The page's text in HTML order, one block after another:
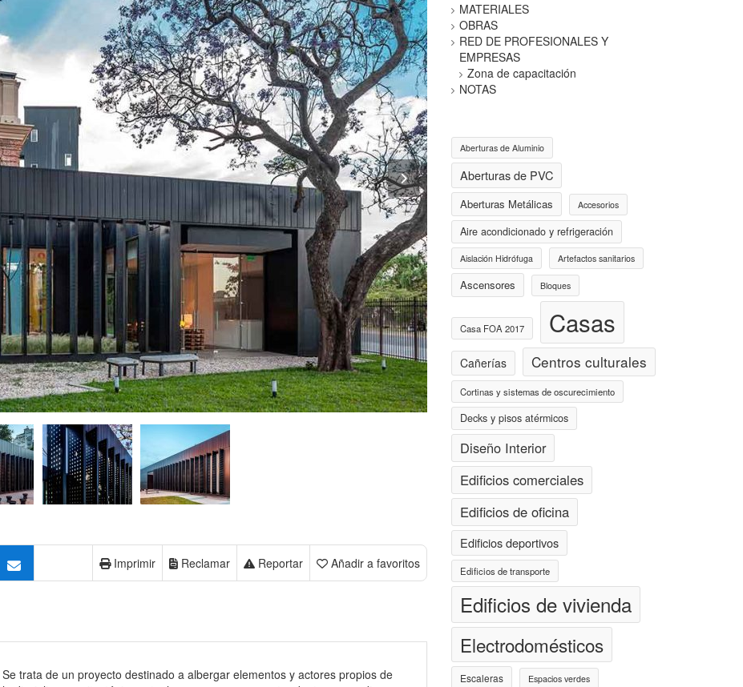
Añadir a favoritos
Reportar
Reclamar
Imprimir
Se trata de un proyecto destinado a albergar elementos y actores propios de
MATERIALES
OBRAS
RED DE PROFESIONALES Y
EMPRESAS
Zona de capacitación
NOTAS
Aberturas de Aluminio
Aberturas de PVC
Aberturas Metálicas Accesorios
Aire acondicionado y refrigeración
Aislación Hidrófuga Artefactos sanitarios
Ascensores Bloques
Casa FOA 2017 Casas
Cañerías Centros culturales
Cortinas y sistemas de oscurecimiento
Decks y pisos atérmicos
Diseño Interior
Edificios comerciales
Edificios de oficina
Edificios deportivos
Edificios de transporte
Edificios de vivienda
Electrodomésticos
Escaleras Espacios verdes